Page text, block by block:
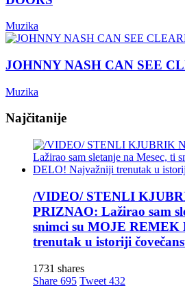
Muzika
JOHNNY NASH CAN SEE
Muzika
Najčitanije
/VIDEO/ STENLI
PRIZNAO: Lažirao sam
snimci su MOJE
trenutak u istoriji
1731 shares
Share 695 Tweet 432